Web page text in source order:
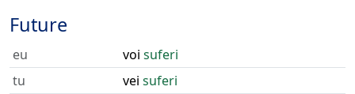
Future
eu voi suferi
tu
vei suferi